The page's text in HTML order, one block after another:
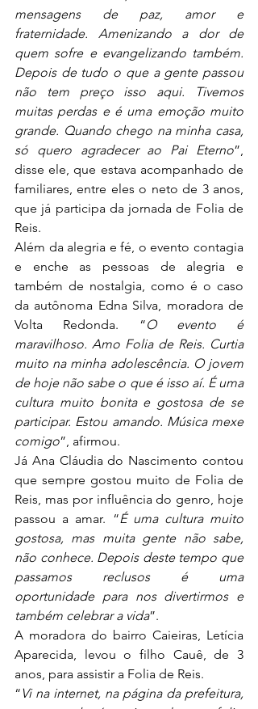
mensagens de paz, amor e
fraternidade. Amenizando a dor de
quem sofre e evangelizando também.
Depois de tudo o que a gente passou
não tem preço isso aqui. Tivemos
muitas perdas e é uma emoção muito
grande. Quando chego na minha casa,
só quero agradecer ao Pai Eterno”,
disse ele, que estava acompanhado de
familiares, entre eles o neto de 3 anos,
que já participa da jornada de Folia de
Reis.
Além da alegria e fé, o evento contagia
e enche as pessoas de alegria e
também de nostalgia, como é o caso
da autônoma Edna Silva, moradora de
Volta Redonda. “O evento é
maravilhoso. Amo Folia de Reis. Curtia
muito na minha adolescência. O jovem
de hoje não sabe o que é isso aí. É uma
cultura muito bonita e gostosa de se
participar. Estou amando. Música mexe
comigo”, afirmou.
Já Ana Cláudia do Nascimento contou
que sempre gostou muito de Folia de
Reis, mas por influência do genro, hoje
passou a amar. “É uma cultura muito
gostosa, mas muita gente não sabe,
não conhece. Depois deste tempo que
passamos reclusos é uma
oportunidade para nos divertirmos e
também celebrar a vida”.
A moradora do bairro Caieiras, Letícia
Aparecida, levou o filho Cauê, de 3
anos, para assistir a Folia de Reis.
“Vi na internet, na página da prefeitura,